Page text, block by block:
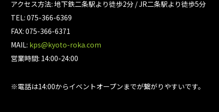
アクセス方法: 地下鉄二条駅より徒歩2分 / JR二条駅より徒歩5分
TEL: 075-366-6369
FAX: 075-366-6371
MAIL: kps@kyoto-roka.com
営業時間: 14:00-24:00
※電話は14:00からイベントオープンまでが繋がりやすいです。